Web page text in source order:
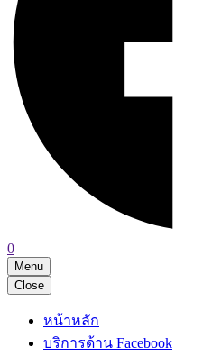
0
Menu
Close
หน้าหลัก
บริการด้าน Facebook